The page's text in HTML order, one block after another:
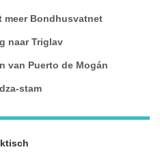
meer Bondhusvatnet
naar Triglav
van Puerto de Mogán
stam